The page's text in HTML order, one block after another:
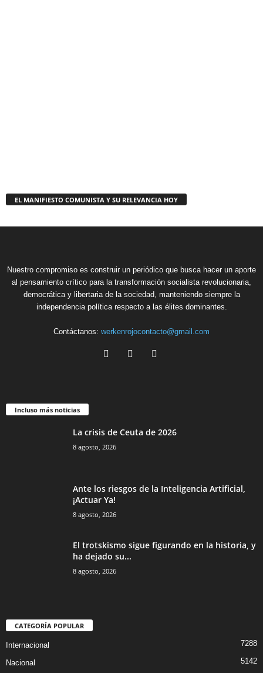
EL MANIFIESTO COMUNISTA Y SU RELEVANCIA HOY
Nuestro compromiso es construir un periódico que busca hacer un aporte
al pensamiento crítico para la transformación socialista revolucionaria,
democrática y libertaria de la sociedad, manteniendo siempre la
independencia política respecto a las élites dominantes.
Contáctanos: werkenrojocontacto@gmail.com
Incluso más noticias
La crisis de Ceuta de 2026
8 agosto, 2026
Ante los riesgos de la Inteligencia Artificial,
¡Actuar Ya!
8 agosto, 2026
El trotskismo sigue figurando en la historia, y
ha dejado su...
8 agosto, 2026
CATEGORÍA POPULAR
Internacional 7288
Nacional 5142